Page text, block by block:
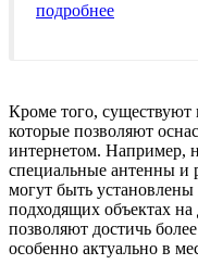
подробнее
Кроме того, существуют
которые позволяют
интернетом. Например,
специальные антенны и
могут быть
подходящих объектах
позволяют достичь
особенно актуально в